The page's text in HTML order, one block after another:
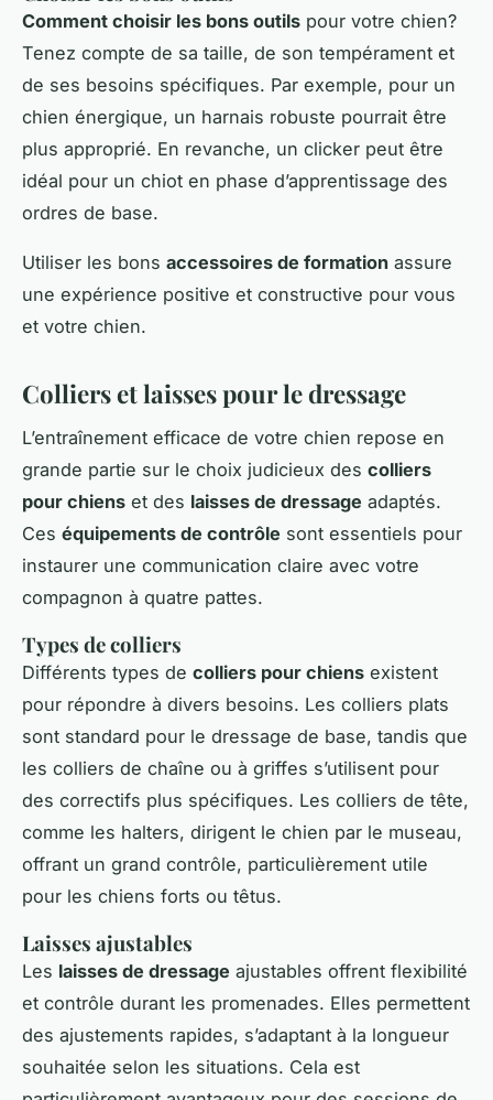
Comment choisir les bons outils pour votre chien?
Tenez compte de sa taille, de son tempérament et
de ses besoins spécifiques. Par exemple, pour un
chien énergique, un harnais robuste pourrait être
plus approprié. En revanche, un clicker peut être
idéal pour un chiot en phase d’apprentissage des
ordres de base.
Utiliser les bons accessoires de formation assure
une expérience positive et constructive pour vous
et votre chien.
Colliers et laisses pour le dressage
L’entraînement efficace de votre chien repose en
grande partie sur le choix judicieux des colliers
pour chiens et des laisses de dressage adaptés.
Ces équipements de contrôle sont essentiels pour
instaurer une communication claire avec votre
compagnon à quatre pattes.
Types de colliers
Différents types de colliers pour chiens existent
pour répondre à divers besoins. Les colliers plats
sont standard pour le dressage de base, tandis que
les colliers de chaîne ou à griffes s’utilisent pour
des correctifs plus spécifiques. Les colliers de tête,
comme les halters, dirigent le chien par le museau,
offrant un grand contrôle, particulièrement utile
pour les chiens forts ou têtus.
Laisses ajustables
Les laisses de dressage ajustables offrent flexibilité
et contrôle durant les promenades. Elles permettent
des ajustements rapides, s’adaptant à la longueur
souhaitée selon les situations. Cela est